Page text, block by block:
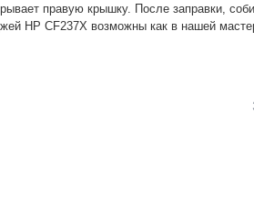
правую крышку. После заправки,
HP CF237X возможны как в нашей